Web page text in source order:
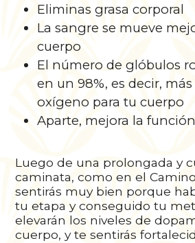
Eliminas grasa corporal
La sangre se mueve
cuerpo
El número de glóbulos
en un 98%, es decir,
oxígeno para tu cuerpo
Aparte, mejora la
Luego de una prolongada y
caminata, como en el
sentirás muy bien porque
tu etapa y conseguido tu
elevarán los niveles de
cuerpo, y te sentirás